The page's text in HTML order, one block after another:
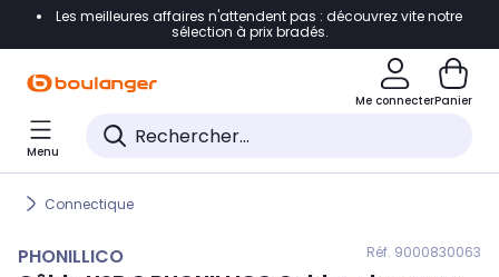
Accéder directement à la navigation
Accéder directement au pied de page
Accéder directement au chatbot
Les meilleures affaires n'attendent pas : découvrez vite notre
sélection à prix bradés.
Me connecterPanier
Menu
Connectique
PHONILLICO Réf. 9000830063